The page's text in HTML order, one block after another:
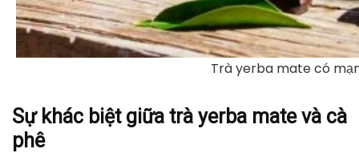
Trà yerba mate có
Sự khác biệt giữa trà yerba mate và cà
phê